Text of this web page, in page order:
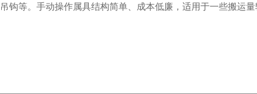
等。手动操作属具结构简单、成本低廉，适用于一些搬运量